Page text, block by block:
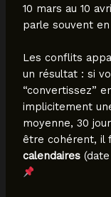
10 mars au 10
parle souvent
Les conflits
un résultat : si
“convertissez”
implicitement
moyenne, 30
être cohérent, il
calendaires(date